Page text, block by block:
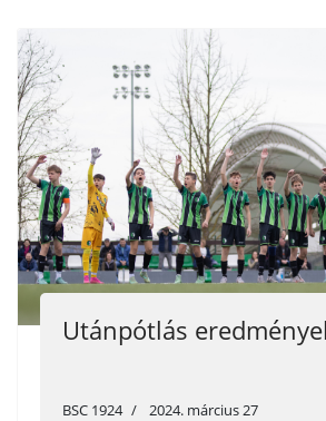
Utánpótlás
BSC 1924 2024. március 27